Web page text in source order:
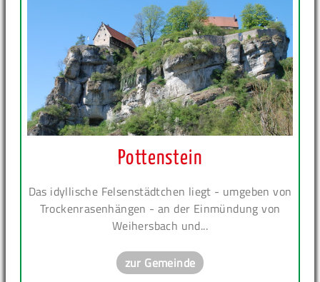
Pottenstein
Das idyllische Felsenstädtchen liegt - umgeben von
Trockenrasenhängen - an der Einmündung von
Weihersbach und...
zur Gemeinde